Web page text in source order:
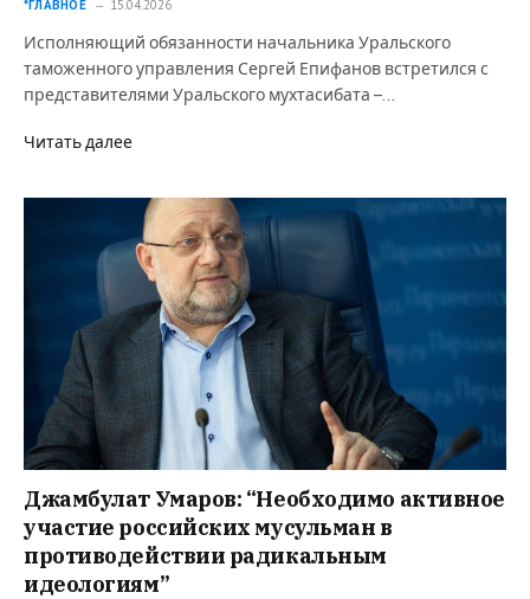
*ГЛАВНОЕ 15.04.2026
Исполняющий обязанности начальника Уральского
таможенного управления Сергей Епифанов встретился с
представителями Уральского мухтасибата –…
Читать далее
Джамбулат Умаров: “Необходимо активное
участие российских мусульман в
противодействии радикальным
идеологиям”